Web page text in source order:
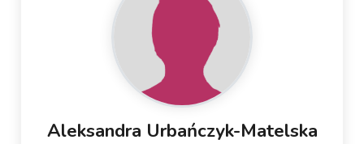
Aleksandra Urbańczyk-Matelska